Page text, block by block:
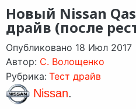
Новый Nissan
драйв (после
Опубликовано 18 Июл 2017
Автор: C. Волощенко
Рубрика: Тест драйв
Nissan.